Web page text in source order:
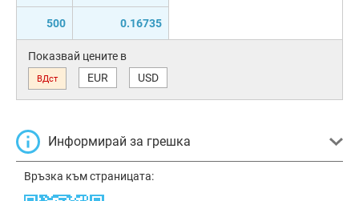
500 0.16735
Показвай цените в
ВДст EUR USD
Информирай за грешка
Връзка към страницата: